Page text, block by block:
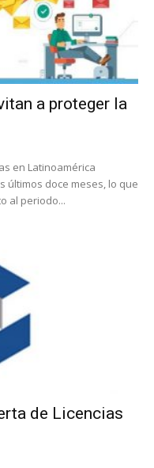
a proteger la
en Latinoamérica
últimos doce meses, lo que
al periodo...
de Licencias